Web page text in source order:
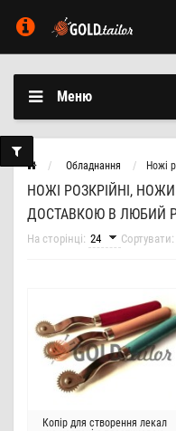
Меню
Обладнання Ножі
НОЖІ РОЗКРІЙНІ,
ДОСТАВКОЮ В ЛЮБИЙ
На сторінці: Сортувати:
Копір для створення лекал